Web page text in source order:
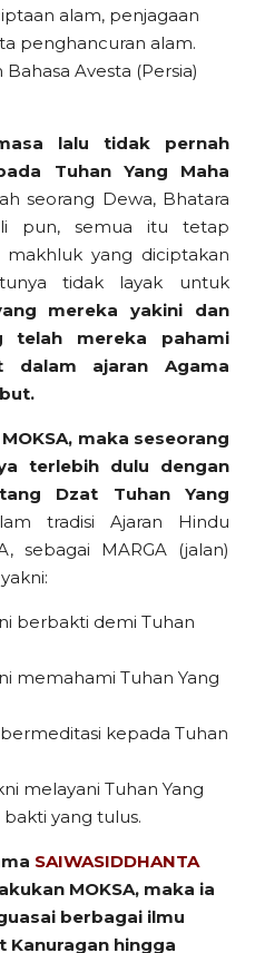
alam, penjagaan
penghancuran alam.
Avesta (Persia)
lalu tidak pernah
Tuhan Yang Maha
seorang Dewa, Bhatara
pun, semua itu tetap
yang diciptakan
tidak layak untuk
mereka yakini dan
telah mereka pahami
dalam ajaran Agama
maka seseorang
terlebih dulu dengan
Dzat Tuhan Yang
tradisi Ajaran Hindu
sebagai MARGA (jalan)
berbakti demi Tuhan
memahami Tuhan Yang
bermeditasi kepada Tuhan
melayani Tuhan Yang
yang tulus.
SAIWASIDDHANTA
MOKSA, maka ia
berbagai ilmu
Kanuragan hingga